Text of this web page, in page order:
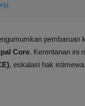
pembaruan
Core. Kerentanan ini
, eskalasi hak